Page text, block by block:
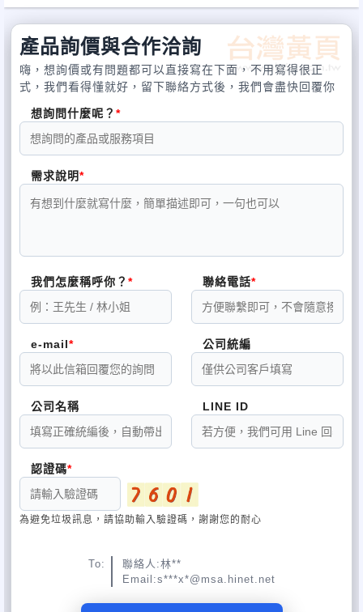
產品詢價與合作洽詢
嗨，想詢價或有問題都可以直接寫在下面，不用寫得很正
式，我們看得懂就好，留下聯絡方式後，我們會盡快回覆你
想詢問什麼呢？
需求說明
我們怎麼稱呼你？ 聯絡電話
e-mail 公司統編
公司名稱 LINE ID
認證碼
為避免垃圾訊息，請協助輸入驗證碼，謝謝您的耐心
To:
聯絡人:林**
Email:s***x*@msa.hinet.net